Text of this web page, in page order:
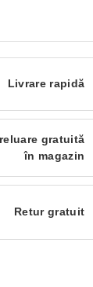
Livrare rapidă
gratuită
în magazin
Retur gratuit